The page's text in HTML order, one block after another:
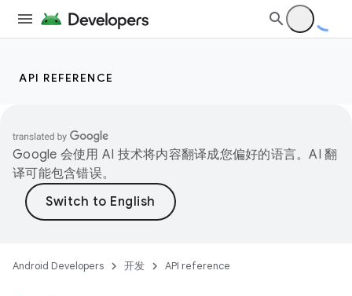
API REFERENCE
Google 会使用 AI 技术将内容翻译成您偏好的语言。AI 翻
译可能包含错误。
Android Developers 开发 API reference